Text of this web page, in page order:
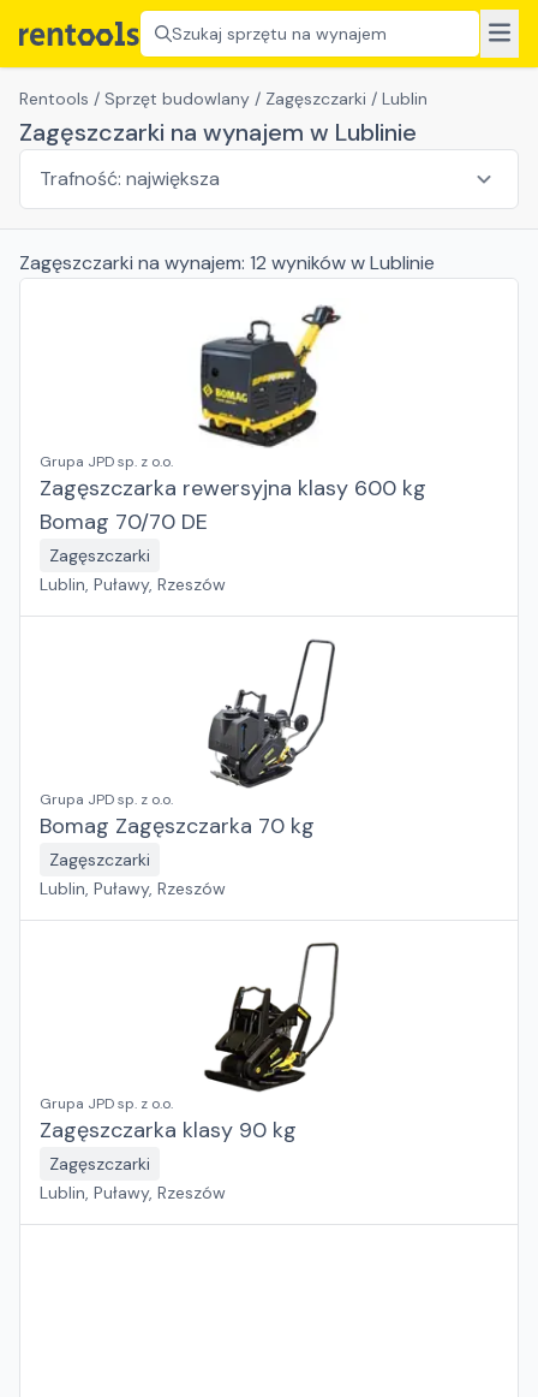
Szukaj sprzętu na wynajem
Rentools / Sprzęt budowlany / Zagęszczarki / Lublin
Zagęszczarki na wynajem w Lublinie
Zagęszczarki na wynajem: 12 wynikóww Lublinie
Grupa JPD sp. z o.o.
Zagęszczarka rewersyjna klasy 600 kg
Bomag 70/70 DE
Zagęszczarki
Lublin, Puławy, Rzeszów
Grupa JPD sp. z o.o.
Bomag Zagęszczarka 70 kg
Zagęszczarki
Lublin, Puławy, Rzeszów
Grupa JPD sp. z o.o.
Zagęszczarka klasy 90 kg
Zagęszczarki
Lublin, Puławy, Rzeszów